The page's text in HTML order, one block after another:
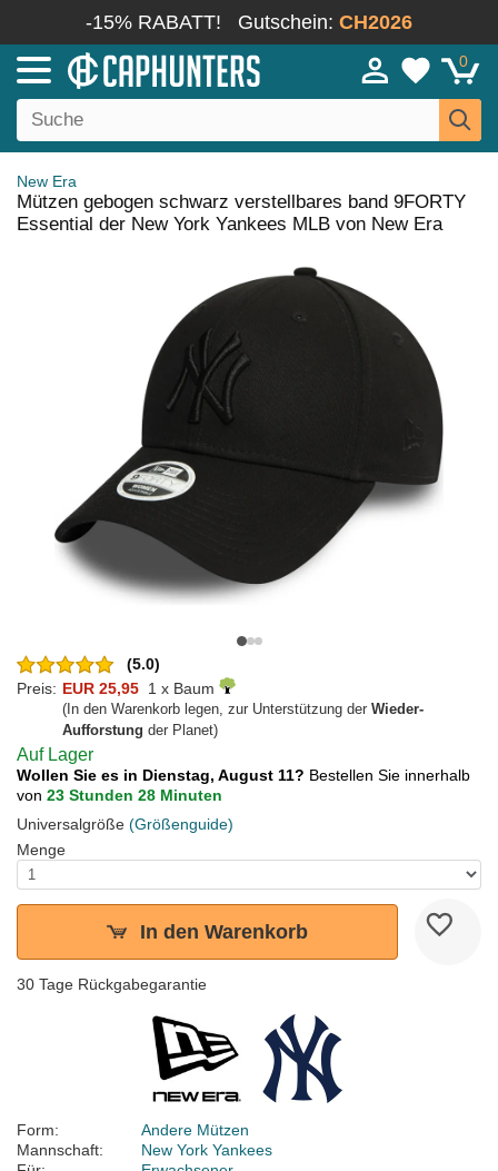
-15% RABATT! Gutschein: CH2026
0
New Era
Mützen gebogen schwarz verstellbares band 9FORTY
Essential der New York Yankees MLB von New Era
(5.0)
Preis: EUR 25,95 1 x Baum
(In den Warenkorb legen, zur Unterstützung der Wieder-
Aufforstung der Planet)
Auf Lager
Wollen Sie es in Dienstag, August 11? Bestellen Sie innerhalb
von 23 Stunden 28 Minuten
Universalgröße (Größenguide)
Menge
In den Warenkorb
30 Tage Rückgabegarantie
Form:
Andere Mützen
Mannschaft:
New York Yankees